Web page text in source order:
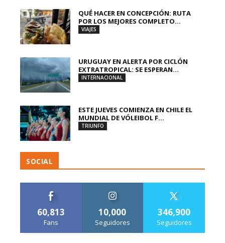
QUÉ HACER EN CONCEPCIÓN: RUTA
POR LOS MEJORES COMPLETO...
VIAJES
URUGUAY EN ALERTA POR CICLÓN
EXTRATROPICAL: SE ESPERAN...
INTERNACIONAL
ESTE JUEVES COMIENZA EN CHILE EL
MUNDIAL DE VÓLEIBOL F...
TRIUNFO
SOCIAL
60,813
Fans
10,000
Seguidores
346,900
Seguidores